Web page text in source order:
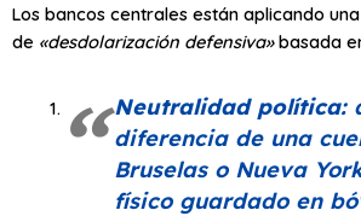
Los bancos centrales están aplicando
de «desdolarización defensiva»basada
Neutralidad política:
diferencia de una
Bruselas o Nueva
físico guardado en